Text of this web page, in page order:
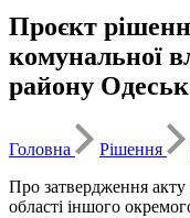
Проєкт
комунальної
району
Головна Рішення
Про затвердження акту
області іншого